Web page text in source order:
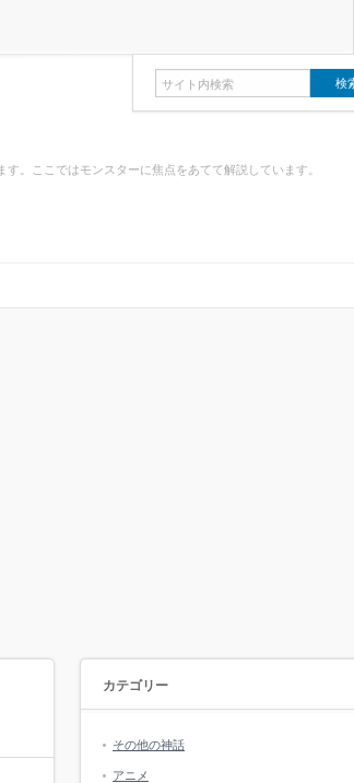
。ここではモンスターに焦点をあてて解説しています。
カテゴリー
その他の神話
アニメ